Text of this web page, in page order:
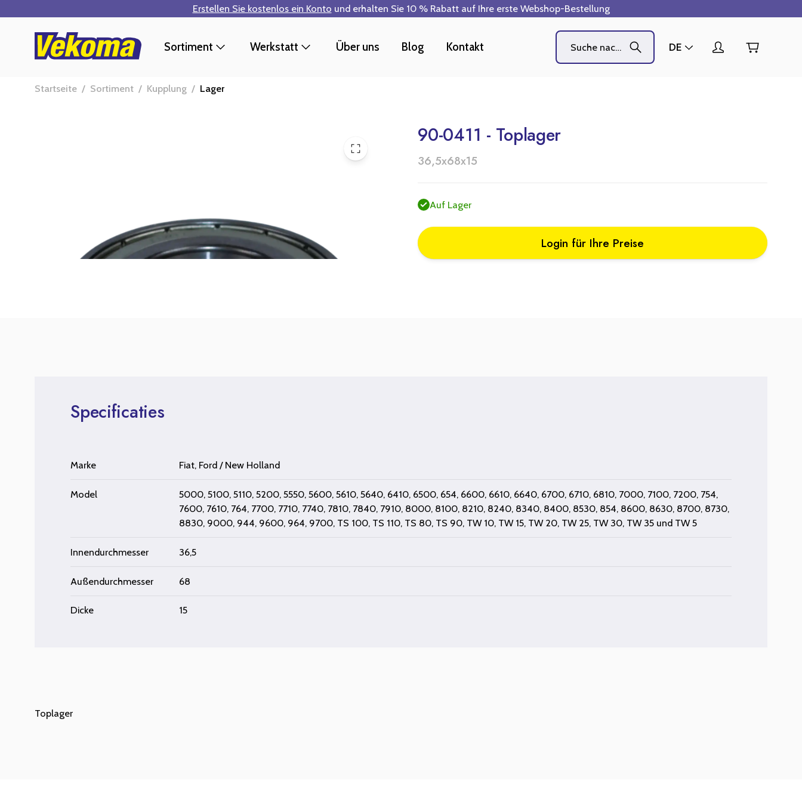
Erstellen Sie kostenlos ein Konto und erhalten Sie 10 % Rabatt auf Ihre erste Webshop-Bestellung
Sortiment Werkstatt Über uns Blog Kontakt DE
Startseite / Sortiment / Kupplung / Lager
90-0411 - Toplager
36,5x68x15
Auf Lager
Login für Ihre Preise
Specificaties
Marke Fiat, Ford / New Holland
Model 5000,5100,5110,5200,5550,5600,5610,5640, 6410, 6500, 654, 6600, 6610, 6640, 6700, 6710, 6810, 7000, 7100, 7200, 754,
7600, 7610, 764, 7700, 7710, 7740, 7810, 7840, 7910, 8000, 8100, 8210, 8240, 8340, 8400, 8530, 854, 8600, 8630, 8700, 8730,
8830, 9000, 944, 9600, 964, 9700, TS 100, TS 110, TS 80, TS 90, TW 10, TW 15, TW 20, TW 25, TW 30, TW 35 und TW 5
Innendurchmesser 36,5
Außendurchmesser 68
Dicke 15
Toplager